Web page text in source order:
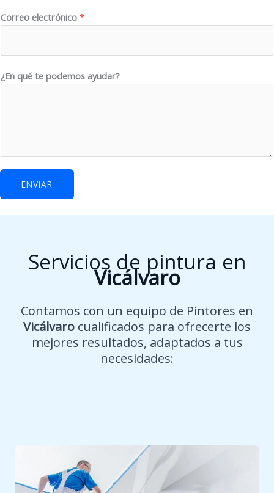
Correo electrónico *
E
m
o
¿En qué te podemos ayudar?
ENVIAR
Servicios de pintura en
Vicálvaro
Contamos con un equipo de Pintores en
Vicálvaro cualificados para ofrecerte los
mejores resultados, adaptados a tus
necesidades: